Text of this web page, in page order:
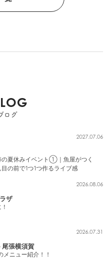
ログ
2027.07.06
の夏休みイベント①｜魚屋がつく
の前で1つ1つ作るライブ感
2026.08.06
ザ
2026.07.31
張横須賀
ニュー紹介！！